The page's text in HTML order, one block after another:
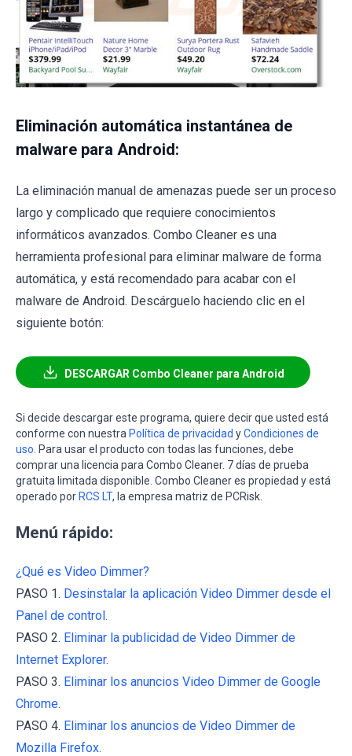
Eliminación automática instantánea de
malware para Android:
La eliminación manual de amenazas puede ser un proceso
largo y complicado que requiere conocimientos
informáticos avanzados. Combo Cleaner es una
herramienta profesional para eliminar malware de forma
automática, y está recomendado para acabar con el
malware de Android. Descárguelo haciendo clic en el
siguiente botón:
DESCARGAR Combo Cleaner para Android
Si decide descargar este programa, quiere decir que usted está
conforme con nuestra Política de privacidad yCondiciones de
uso . Para usar el producto con todas las funciones, debe
comprar una licencia para Combo Cleaner. 7 días de prueba
gratuita limitada disponible. Combo Cleaner es propiedad y está
operado por RCS LT, la empresa matriz de PCRisk.
Menú rápido:
¿Qué es Video Dimmer?
PASO 1. Desinstalar la aplicación Video Dimmer desde el
Panel de control.
PASO 2. Eliminar la publicidad de Video Dimmer de
Internet Explorer.
PASO 3. Eliminar los anuncios Video Dimmer de Google
Chrome.
PASO 4. Eliminar los anuncios de Video Dimmer de
Mozilla Firefox.